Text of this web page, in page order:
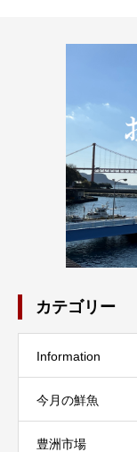
カテゴリー
Information
今月の鮮魚
豊洲市場